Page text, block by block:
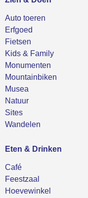
Auto toeren
Erfgoed
Fietsen
Kids & Family
Monumenten
Mountainbiken
Musea
Natuur
Sites
Wandelen
Eten & Drinken
Café
Feestzaal
Hoevewinkel